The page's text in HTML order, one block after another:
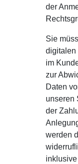
der
Sie
digitalen
im
zur
Daten
unseren
der
werden